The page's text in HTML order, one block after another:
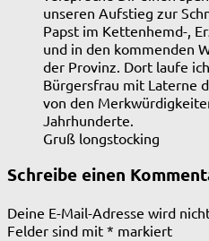
unseren Aufstieg zur
Papst im Kettenhemd-,
und in den kommenden
der Provinz. Dort laufe
Bürgersfrau mit Laterne
von den
Jahrhunderte.
Gruß longstocking
Schreibe einen
Deine E-Mail-Adresse wird
Felder sind mit * markiert